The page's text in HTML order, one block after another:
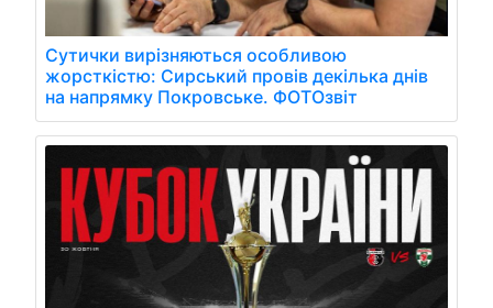
Сутички вирізняються особливою
жорсткістю: Сирський провів декілька днів
на напрямку Покровське. ФОТОзвіт